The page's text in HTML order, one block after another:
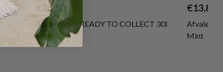
5l
€26,50
Afvalemmer READY TO COLLECT 30l
Mint
€13,80
Mint